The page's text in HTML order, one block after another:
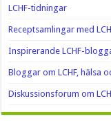
LCHF-tidningar
Receptsamlingar med
Inspirerande LCHF-
Bloggar om LCHF, hälsa
Diskussionsforum om